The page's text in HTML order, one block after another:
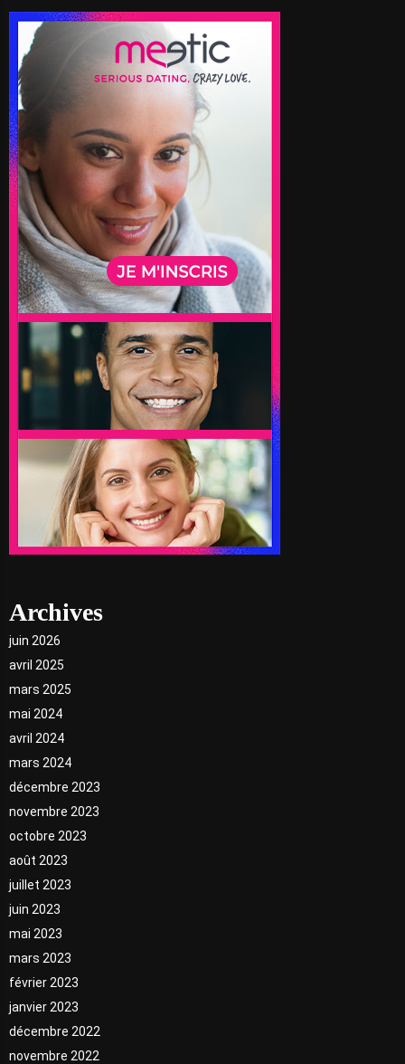
Archives
juin 2026
avril 2025
mars 2025
mai 2024
avril 2024
mars 2024
décembre 2023
novembre 2023
octobre 2023
août 2023
juillet 2023
juin 2023
mai 2023
mars 2023
février 2023
janvier 2023
décembre 2022
novembre 2022